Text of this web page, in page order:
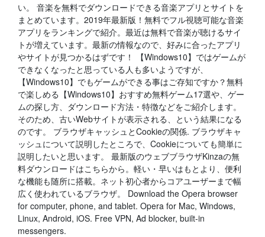
い。 音楽を無料でダウンロードできる音楽アプリとサイトを
まとめています。2019年最新版！無料でフル視聴可能な音楽
アプリをランキングで紹介。最近は無料で音楽が聴けるサイ
トが増えています。最新の情報なので、好みに合ったアプリ
やサイトが見つかるはずです！ 【Windows10】ではゲームが
できなくなったと思っている人も多いようですが、
【Windows10】でもゲームができる事はご存知ですか？無料
で楽しめる【Windows10】おすすめ無料ゲーム17選や、ゲー
ムの探し方、ダウンロード方法・特徴などをご紹介します。
そのため、古いWebサイトが表示される、という結果になる
のです。 ブラウザキャッシュとCookieの関係. ブラウザキャ
ッシュについて説明したところで、Cookieについても簡単に
説明したいと思います。 最新版のウェブブラウザKinzaの無
料ダウンロードはこちらから。軽い・早いはもとより、便利
な機能も随所に搭載。ネット初心者からコアユーザーまで幅
広く使われているブラウザ。 Download the Opera browser
for computer, phone, and tablet. Opera for Mac, Windows,
Linux, Android, iOS. Free VPN, Ad blocker, built-in
messengers.